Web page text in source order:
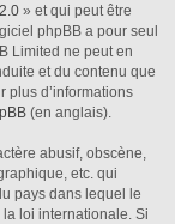
» et qui peut être
phpBB a pour seul
Limited ne peut en
et du contenu que
plus d’informations
(en anglais).
abusif, obscène,
etc. qui
pays dans lequel le
loi internationale. Si